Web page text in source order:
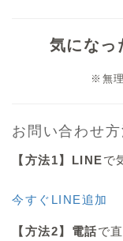
気になっ
※無
お問い合わせ方
【方法1】LINEで
今すぐLINE追加
【方法2】電話で